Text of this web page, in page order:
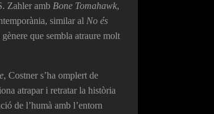
Zahler amb Bone Tomahawk,
similar al No és
que sembla atraure molt
, Costner s’ha omplert de
atrapar i retratar la història
de l’humà amb l’entorn